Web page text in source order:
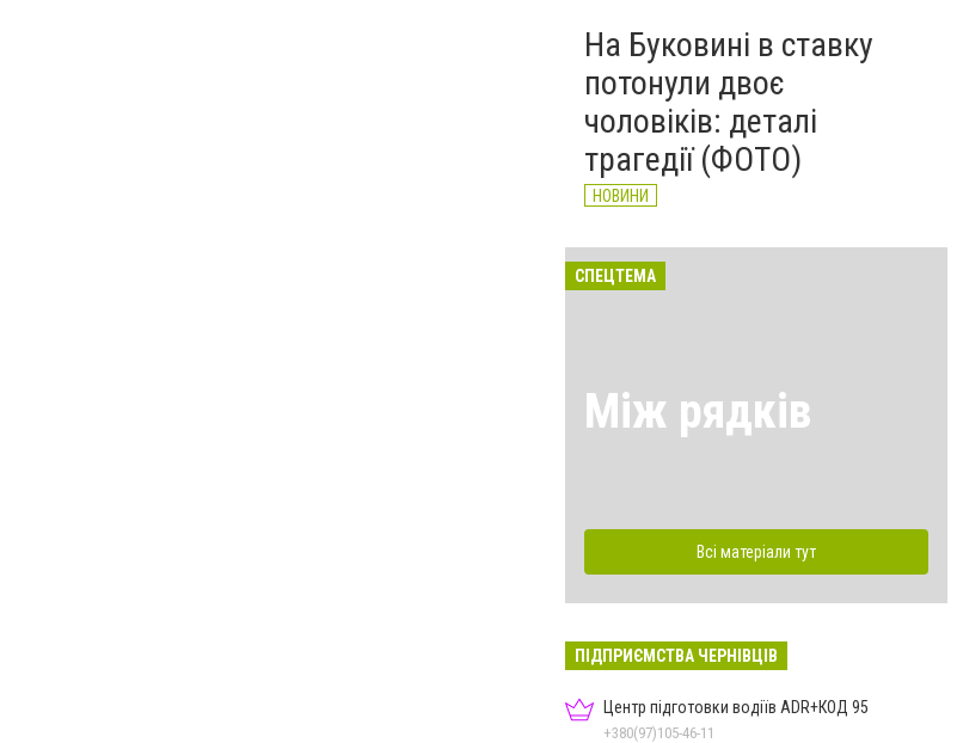
На Буковині в ставку
потонули двоє
чоловіків: деталі
трагедії (ФОТО)
НОВИНИ
СПЕЦТЕМА
Між рядків
Всі матеріали тут
ПІДПРИЄМСТВА ЧЕРНІВЦІВ
Центр підготовки водіїв ADR+КОД 95
+380(97)105-46-11